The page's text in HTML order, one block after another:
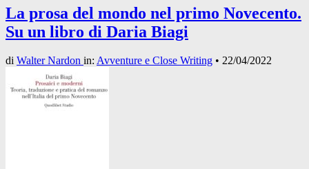
La prosa del mondo nel primo Novecento.
Su un libro di Daria Biagi
di Walter Nardon in: Avventure e Close Writing • 22/04/2022